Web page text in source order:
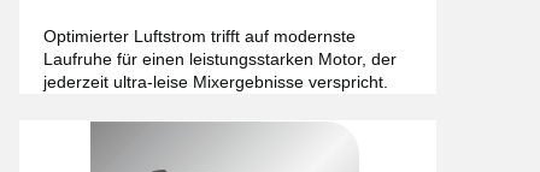
Optimierter Luftstrom trifft auf modernste
Laufruhe für einen leistungsstarken Motor, der
jederzeit ultra-leise Mixergebnisse verspricht.